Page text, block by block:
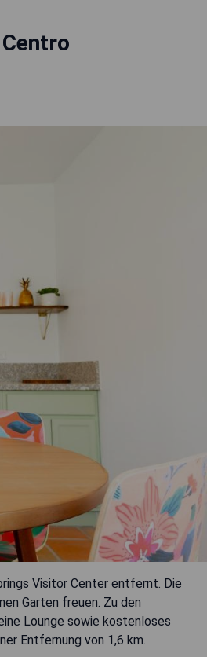
Visitor Center entfernt. Die
Garten freuen. Zu den
Lounge sowie kostenloses
Entfernung von 1,6 km.